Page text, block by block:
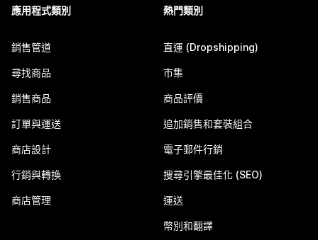
應用程式類別
銷售管道
尋找商品
銷售商品
訂單與運送
商店設計
行銷與轉換
商店管理
熱門類別
直運 (Dropshipping)
市集
商品評價
追加銷售和套裝組合
電子郵件行銷
搜尋引擎最佳化 (SEO)
運送
幣別和翻譯